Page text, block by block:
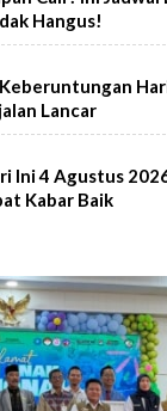
Hangus!
Lancar
Ini 4 Agustus
Kabar Baik